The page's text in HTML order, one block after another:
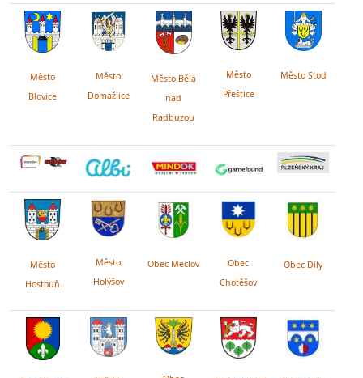
Město
Blovice
Město
Domažlice
Město Bělá
nad
Radbuzou
Město
Přeštice
Město Stod
Město
Hostouň
Město
Holýšov
Obec Meclov
Obec
Chotěšov
Obec Díly